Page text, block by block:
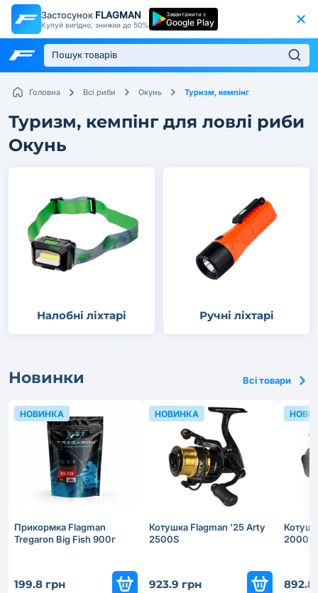
Застосунок FLAGMAN
Купуй вигідно, знижки до 50%
Завантажити з
Google Play
Головна Всі риби Окунь Туризм, кемпінг
Туризм, кемпінг для ловлі риби
Окунь
Налобні ліхтарі Ручні ліхтарі
Новинки Всі товари
Прикормка Flagman
Tregaron Big Fish 900г
199.8 грн
НОВИНКА
Котушка Flagman '25 Arty
2500S
923.9 грн
НОВИНКА
2000S
892.8